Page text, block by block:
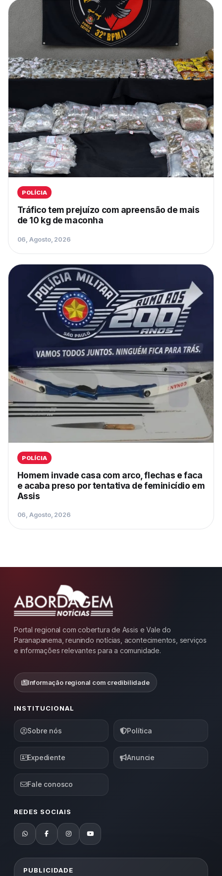
POLÍCIA
Tráfico tem prejuízo com apreensão de mais
de 10 kg de maconha
06, Agosto, 2026
POLÍCIA
Homem invade casa com arco, flechas e faca
e acaba preso por tentativa de feminicídio em
Assis
06, Agosto, 2026
Portal regional com cobertura de Assis e Vale do
Paranapanema, reunindo notícias, acontecimentos, serviços
e informações relevantes para a comunidade.
Informação regional com credibilidade
INSTITUCIONAL
Sobre nós Política
Expediente Anuncie
Fale conosco
REDES SOCIAIS
PUBLICIDADE